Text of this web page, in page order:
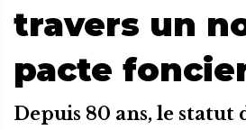
travers un
pacte
Depuis 80 ans, le statut